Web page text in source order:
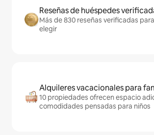
Reseñas de huéspedes
Más de 830 reseñas verificadas
elegir
Alquileres vacacionales para
10 propiedades ofrecen espacio
comodidades pensadas para niños